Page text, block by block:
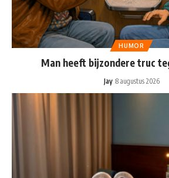
HUMOR
Man heeft bijzondere truc
Jay 8 augustus 2026